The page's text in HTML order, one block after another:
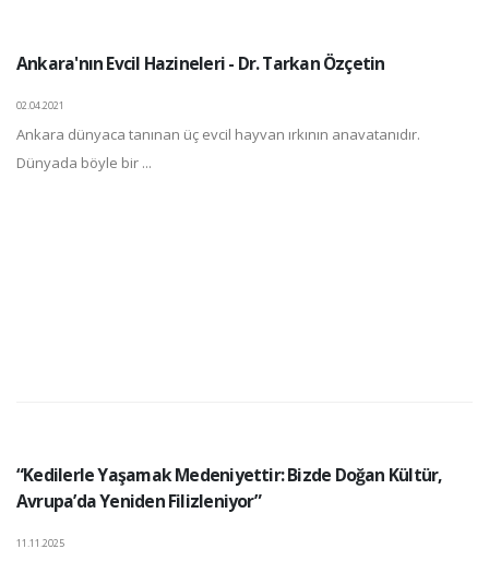
Ankara'nın Evcil Hazineleri - Dr. Tarkan Özçetin
02.04.2021
Ankara dünyaca tanınan üç evcil hayvan ırkının anavatanıdır.
Dünyada böyle bir ...
“Kedilerle Yaşamak Medeniyettir: Bizde Doğan Kültür,
Avrupa’da Yeniden Filizleniyor”
11.11.2025